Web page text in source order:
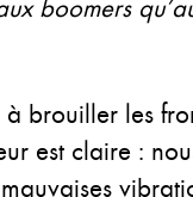
boomers
brouiller les
est claire :